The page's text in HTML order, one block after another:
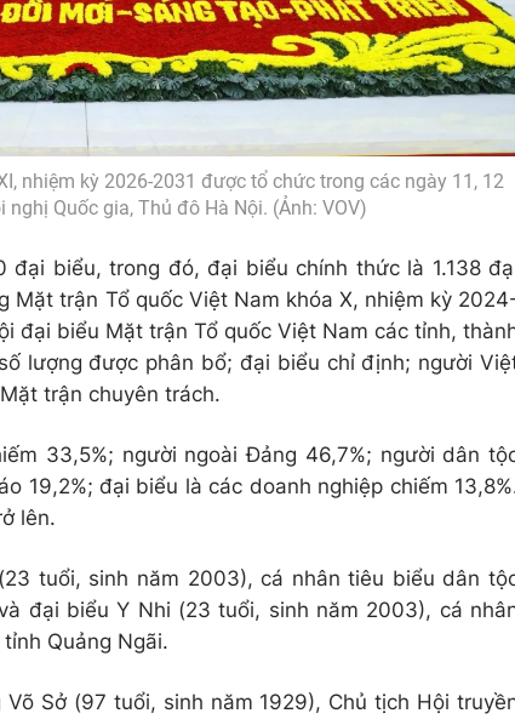
nhiệm kỳ 2026-2031 được tổ chức trong các ngày 11, 12
Quốc gia, Thủ đô Hà Nội. (Ảnh: VOV)
biểu, trong đó, đại biểu chính thức là 1.138
Mặt trận Tổ quốc Việt Nam khóa X, nhiệm kỳ
đại biểu Mặt trận Tổ quốc Việt Nam các tỉnh,
lượng được phân bổ; đại biểu chỉ định; người
trận chuyên trách.
33,5%; người ngoài Đảng 46,7%; người dân
19,2%; đại biểu là các doanh nghiệp chiếm
lên.
tuổi, sinh năm 2003), cá nhân tiêu biểu dân
đại biểu Y Nhi (23 tuổi, sinh năm 2003), cá
Quảng Ngãi.
Sở (97 tuổi, sinh năm 1929), Chủ tịch Hội